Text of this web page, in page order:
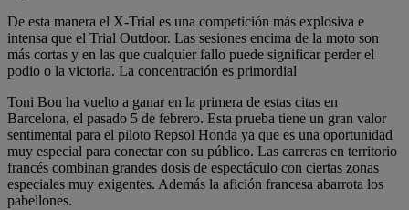
De esta manera el X-Trial es una competición más explosiva e
intensa que el Trial Outdoor. Las sesiones encima de la moto son
más cortas y en las que cualquier fallo puede significar perder el
podio o la victoria. La concentración es primordial
Toni Bou ha vuelto a ganar en la primera de estas citas en
Barcelona, el pasado 5 de febrero. Esta prueba tiene un gran valor
sentimental para el piloto Repsol Honda ya que es una oportunidad
muy especial para conectar con su público. Las carreras en territorio
francés combinan grandes dosis de espectáculo con ciertas zonas
especiales muy exigentes. Además la afición francesa abarrota los
pabellones.